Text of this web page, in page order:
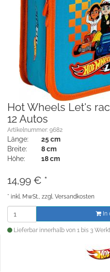
Hot Wheels Let's
12 Autos
Artikelnummer: 9682
Länge:
25 cm
Breite:
8 cm
Höhe:
18 cm
14,99 € *
* inkl. MwSt., zzgl. Versandkosten
Lieferbar innerhalb von 1 bis 3